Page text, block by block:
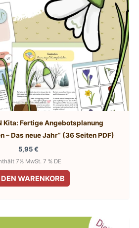
Kita: Fertige Angebotsplanung
– Das neue Jahr“ (36 Seiten PDF)
5,95€
7% MwSt. 7 % DE
DEN WARENKORB